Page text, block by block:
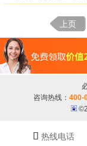
上页
咨询热线：400-
 热线电话